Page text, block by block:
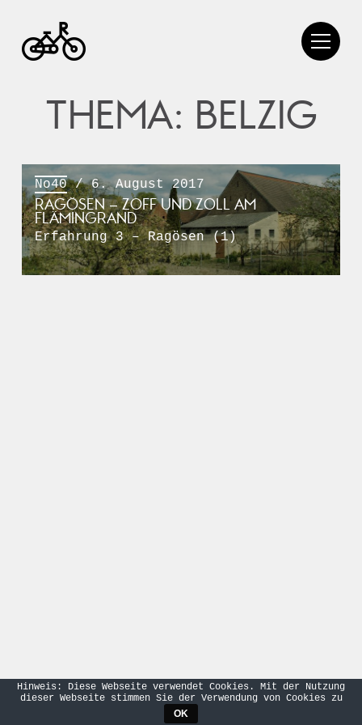
THEMA: BELZIG
No40/ 6. August 2017
RAGÖSEN – ZOFF UND ZOLL AM
FLÄMINGRAND
Erfahrung 3 – Ragösen (1)
Hinweis: Diese Webseite verwendet Cookies. Mit der Nutzung
dieser Webseite stimmen Sie der Verwendung von Cookies zu
OK